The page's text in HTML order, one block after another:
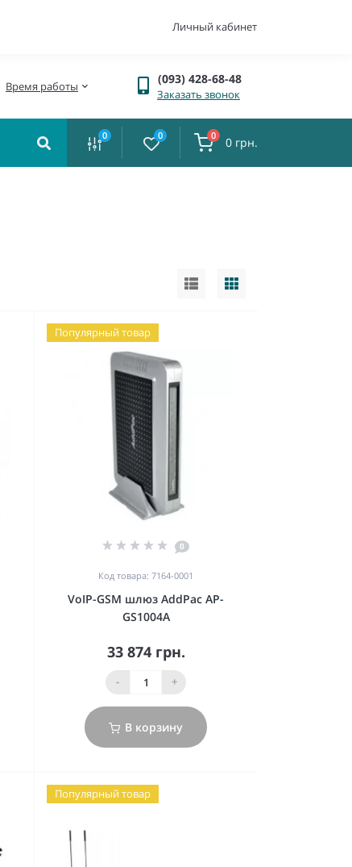
Личный кабинет
Время работы (093) 428-68-48
Заказать звонок
0 0 0 0 грн.
Популярный товар
0
Код товара: 7164-0001
VoIP-GSM шлюз AddPac AP-
GS1004A
33 874 грн.
- +
В корзину
Популярный товар